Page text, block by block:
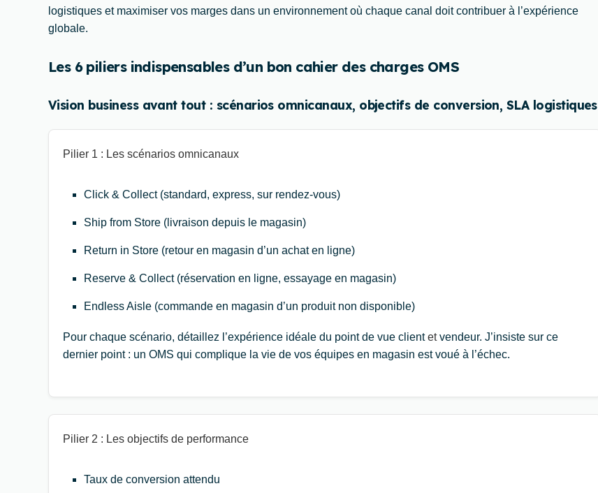
logistiques et maximiser vos marges dans un environnement où chaque canal doit contribuer à l’expérience
globale.
Les 6 piliers indispensables d’un bon cahier des charges OMS
Vision business avant tout : scénarios omnicanaux, objectifs de conversion, SLA logistiques
Pilier 1 : Les scénarios omnicanaux
Click & Collect (standard, express, sur rendez-vous)
Ship from Store (livraison depuis le magasin)
Return in Store (retour en magasin d’un achat en ligne)
Reserve & Collect (réservation en ligne, essayage en magasin)
Endless Aisle (commande en magasin d’un produit non disponible)
Pour chaque scénario, détaillez l’expérience idéale du point de vue clientetvendeur. J’insiste sur ce
dernier point : un OMS qui complique la vie de vos équipes en magasin est voué à l’échec.
Pilier 2 : Les objectifs de performance
Taux de conversion attendu